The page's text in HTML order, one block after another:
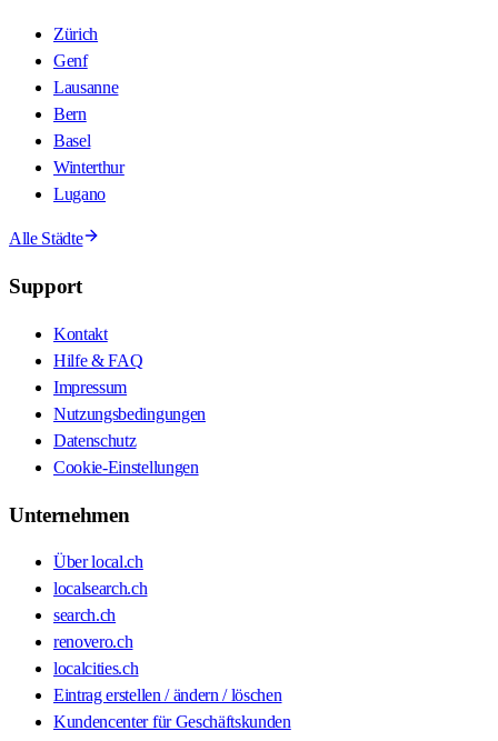
Zürich
Genf
Lausanne
Bern
Basel
Winterthur
Lugano
Alle Städte
Support
Kontakt
Hilfe & FAQ
Impressum
Nutzungsbedingungen
Datenschutz
Cookie-Einstellungen
Unternehmen
Über local.ch
localsearch.ch
search.ch
renovero.ch
localcities.ch
Eintrag erstellen / ändern / löschen
Kundencenter für Geschäftskunden